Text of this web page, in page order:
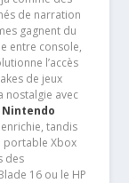
de narration
gagnent du
entre console,
l’accès
de jeux
nostalgie avec
Nintendo
tandis
portable Xbox
des
16 ou le HP